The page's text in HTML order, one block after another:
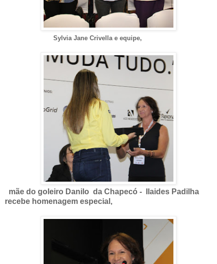
Sylvia Jane Crivella e equipe,
mãe do goleiro Danilo da Chapecó - Ilaides Padilha
recebe homenagem especial,